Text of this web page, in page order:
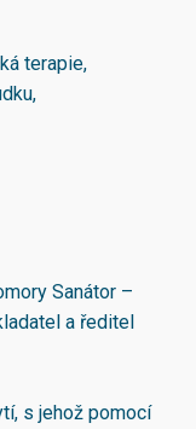
terapie,
Sanátor –
a ředitel
s jehož pomocí